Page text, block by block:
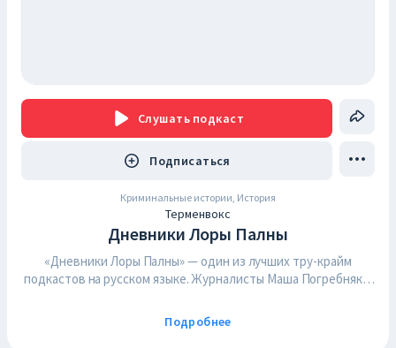
Слушать подкаст
Подписаться
Криминальные истории, История
Терменвокс
Дневники Лоры Палны
«Дневники Лоры Палны» — один из лучших тру-крайм
подкастов на русском языке. Журналисты Маша Погребняк и
кровавых, резонансных и интересных серийных убийц
России и всего мира. Они пытаются понять мотивы каждого
Подробнее